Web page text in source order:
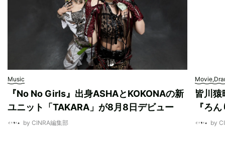
Music
『No No Girls』出身ASHAとKOKONAの新
ユニット「TAKARA」が8月8日デビュー
by CINRA編集部
皆川猿
『ろ
by